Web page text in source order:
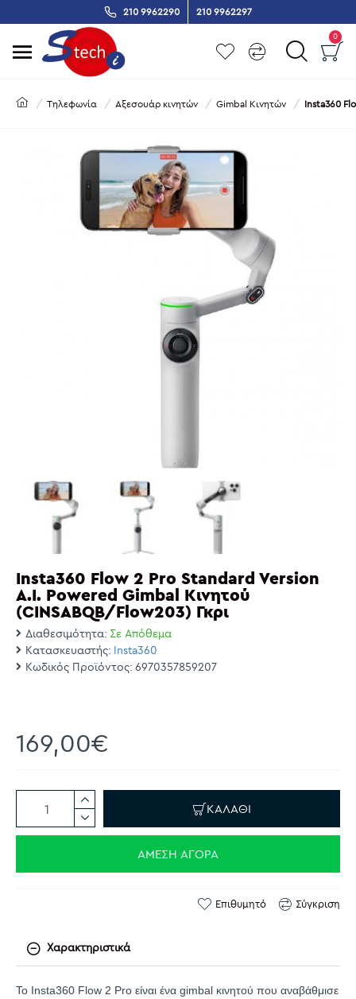
210 9962290 210 9962297
0
Τηλεφωνία Αξεσουάρ κινητών Gimbal Κινητών Insta360
Insta360 Flow 2 Pro Standard Version
A.I. Powered Gimbal Κινητού
(CINSABQB/Flow203) Γκρι
Διαθεσιμότητα: Σε Απόθεμα
Κατασκευαστής: Insta360
Κωδικός Προϊόντος: 6970357859207
169,00€
ΚΑΛΆΘΙ
ΆΜΕΣΗ ΑΓΟΡΆ
Επιθυμητό Σύγκριση
Χαρακτηριστικά
Το Insta360 Flow 2 Pro είναι ένα gimbal κινητού που αναβάθμισε